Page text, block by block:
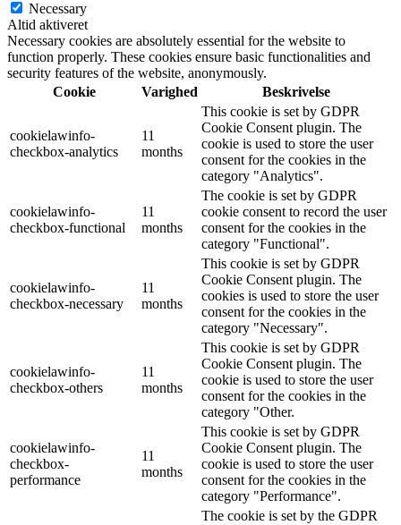
Necessary
Altid aktiveret
Necessary cookies are absolutely essential for the website to
function properly. These cookies ensure basic functionalities and
security features of the website, anonymously.
Cookie
Varighed Beskrivelse
cookielawinfo-
checkbox-analytics
11
months
This cookie is set by GDPR
Cookie Consent plugin. The
cookie is used to store the user
consent for the cookies in the
category "Analytics".
cookielawinfo-
checkbox-functional
11
months
The cookie is set by GDPR
cookie consent to record the user
consent for the cookies in the
category "Functional".
cookielawinfo-
checkbox-necessary
11
months
This cookie is set by GDPR
Cookie Consent plugin. The
cookies is used to store the user
consent for the cookies in the
category "Necessary".
cookielawinfo-
checkbox-others
11
months
This cookie is set by GDPR
Cookie Consent plugin. The
cookie is used to store the user
consent for the cookies in the
category "Other.
cookielawinfo-
checkbox-
performance
11
months
This cookie is set by GDPR
Cookie Consent plugin. The
cookie is used to store the user
consent for the cookies in the
category "Performance".
The cookie is set by the GDPR